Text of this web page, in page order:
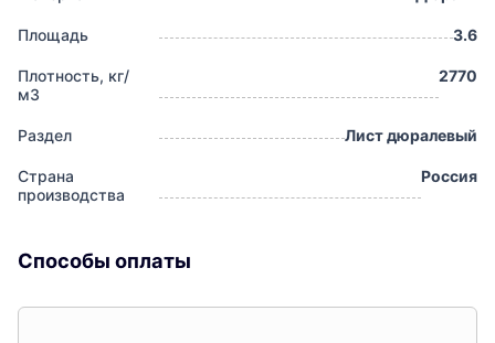
Площадь 3.6
Плотность, кг/
м3
2770
Раздел Лист дюралевый
Страна
производства
Россия
Способы оплаты